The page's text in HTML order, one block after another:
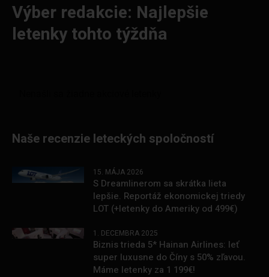
Výber redakcie: Najlepšie
letenky tohto týždňa
Naše recenzie leteckých spoločností
15. MÁJA 2026
S Dreamlinerom sa skrátka lieta
lepšie. Reportáž ekonomickej triedy
LOT (+letenky do Ameriky od 499€)
1. DECEMBRA 2025
Biznis trieda 5* Hainan Airlines: leť
super luxusne do Číny s 50% zľavou.
Máme letenky za 1 199€!